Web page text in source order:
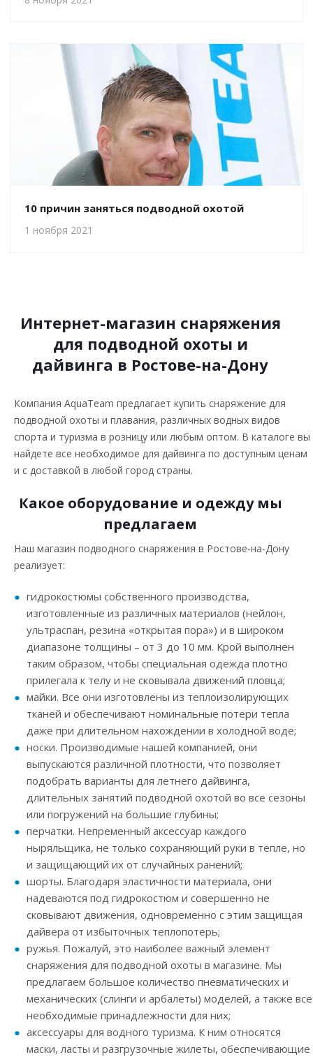
10 причин заняться подводной охотой
1 ноября 2021
Интернет-магазин снаряжения
для подводной охоты и
дайвинга в Ростове-на-Дону
Компания AquaTeam предлагает купить снаряжение для
подводной охоты и плавания, различных водных видов
спорта и туризма в розницу или любым оптом. В каталоге вы
найдете все необходимое для дайвинга по доступным ценам
и с доставкой в любой город страны.
Какое оборудование и одежду мы
предлагаем
Наш магазин подводного снаряжения в Ростове-на-Дону
реализует:
гидрокостюмы собственного производства,
изготовленные из различных материалов (нейлон,
ультраспан, резина «открытая пора») и в широком
диапазоне толщины – от 3 до 10 мм. Крой выполнен
таким образом, чтобы специальная одежда плотно
прилегала к телу и не сковывала движений пловца;
майки. Все они изготовлены из теплоизолирующих
тканей и обеспечивают номинальные потери тепла
даже при длительном нахождении в холодной воде;
носки. Производимые нашей компанией, они
выпускаются различной плотности, что позволяет
подобрать варианты для летнего дайвинга,
длительных занятий подводной охотой во все сезоны
или погружений на большие глубины;
перчатки. Непременный аксессуар каждого
ныряльщика, не только сохраняющий руки в тепле, но
и защищающий их от случайных ранений;
шорты. Благодаря эластичности материала, они
надеваются под гидрокостюм и совершенно не
сковывают движения, одновременно с этим защищая
дайвера от избыточных теплопотерь;
ружья. Пожалуй, это наиболее важный элемент
снаряжения для подводной охоты в магазине. Мы
предлагаем большое количество пневматических и
механических (слинги и арбалеты) моделей, а также все
необходимые принадлежности для них;
аксессуары для водного туризма. К ним относятся
маски, ласты и разгрузочные жилеты, обеспечивающие